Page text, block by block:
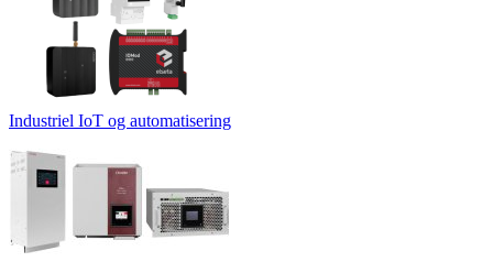
Industriel IoT og automatisering